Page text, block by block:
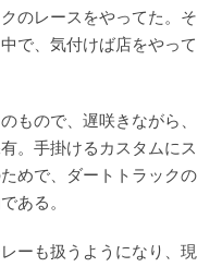
のレースをやってた。そ
で、気付けば店をやって
もので、遅咲きながら、
。手掛けるカスタムにス
めで、ダートトラックの
ある。
ーも扱うようになり、現